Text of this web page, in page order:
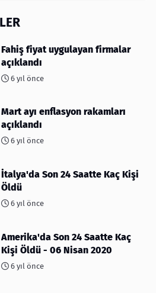
Fahiş fiyat uygulayan firmalar
açıklandı
6 yıl önce
Mart ayı enflasyon rakamları
açıklandı
6 yıl önce
İtalya'da Son 24 Saatte Kaç Kişi
Öldü
6 yıl önce
Amerika'da Son 24 Saatte Kaç
Kişi Öldü - 06 Nisan 2020
6 yıl önce